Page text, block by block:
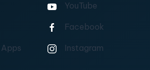
YouTube
Facebook
Instagram